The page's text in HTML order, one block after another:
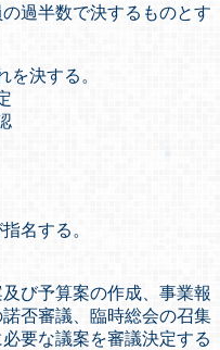
過半数で決するものとす
を決する。
名する。
び予算案の作成、事業報
否審議、臨時総会の召集
要な議案を審議決定する